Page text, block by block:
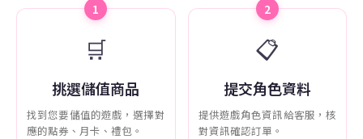
1
🛒
挑選儲值商品
找到您要儲值的遊戲，選擇對
應的點券、月卡、禮包。
2
📋
提交角色資料
提供遊戲角色資訊給客服，核
對資訊確認訂單。